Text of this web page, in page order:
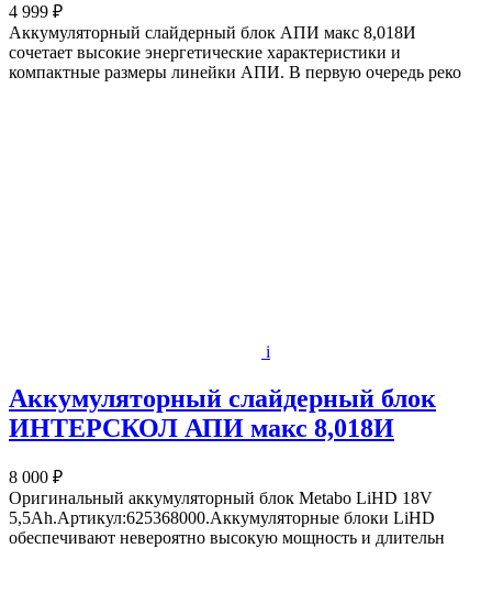
4 999 ₽
Аккумуляторный слайдерный блок АПИ макс 8,018И
сочетает высокие энергетические характеристики и
компактные размеры линейки АПИ. В первую очередь реко
i
Аккумуляторный слайдерный блок
ИНТЕРСКОЛ АПИ макс 8,018И
8 000 ₽
Оригинальный аккумуляторный блок Metabo LiHD 18V
5,5Ah.Артикул:625368000.Аккумуляторные блоки LiHD
обеспечивают невероятно высокую мощность и длительн